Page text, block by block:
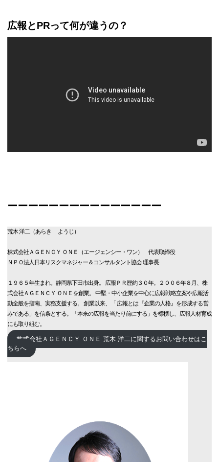
広報とPRって何が違うの？
ーーーーーーーーーーーーーーー
荒木 洋二（あらき ようじ）
株式会社ＡＧＥＮＣＹ ＯＮＥ（エージェンシー・ワン） 代表取締役
ＮＰＯ法人日本リスクマネジャー＆コンサルタント協会 理事長
１９６５年生まれ。静岡県下田市出身。 広報ＰＲ歴約３０年。２００６年８月、株
式会社ＡＧＥＮＣＹ ＯＮＥを創業。 中堅・中小企業を中心に広報戦略立案や広報活
動全般を指南、実務支援する。 創業以来、「 広報とは『企業の人格』を形成する営
みである」を信条とする。「本来の広報を当たり前にする」を標榜し、広報人材育成
にも取り組む。
株式会社ＡＧＥＮＣＹ ＯＮＥ 荒木 洋二に関するお問い合わせはこ
ちらへ